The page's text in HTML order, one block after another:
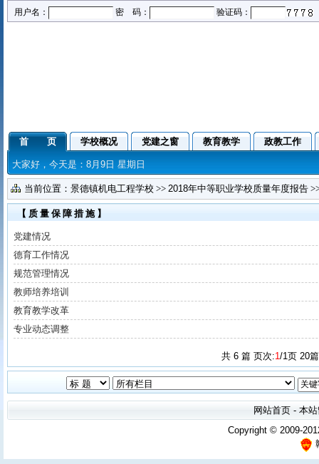
用户名： 密 码： 验证码：
首 页 学校概况 党建之窗 教育教学 政教工作
大家好，今天是：8月9日 星期日
当前位置： 景德镇机电工程学校 >> 2018年中等职业学校质量年度报告
【质量保障措施】
党建情况
德育工作情况
规范管理情况
教师培养培训
教育教学改革
专业动态调整
共 6 篇 页次:1/1页 20
网站首页- 本
Copyright © 2009-